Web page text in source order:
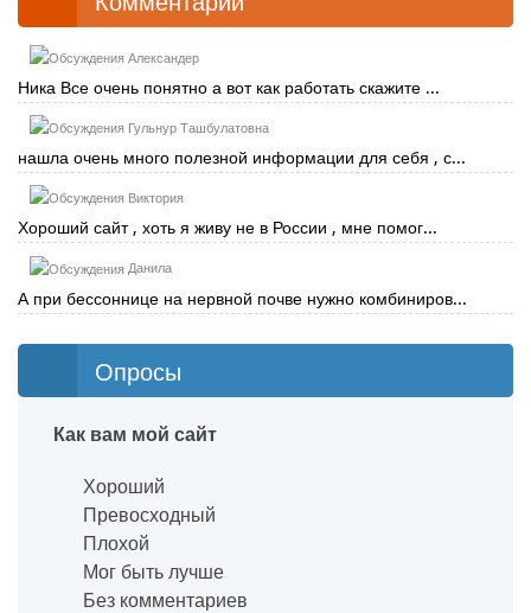
Александер
Ника Все очень понятно а вот как работать скажите ...
Гульнур Ташбулатовна
нашла очень много полезной информации для себя , с...
Виктория
Хороший сайт , хоть я живу не в России , мне помог...
Данила
А при бессоннице на нервной почве нужно комбиниров...
Опросы
Как вам мой сайт
Хороший
Превосходный
Плохой
Мог быть лучше
Без комментариев